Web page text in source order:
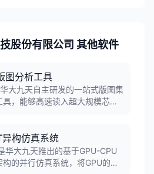
股份有限公司 其他软件
图分析工具
大九天自主研发的一站式版图集
具，能够高速读入超大规模芯片
国际知名芯片企业，大幅提升版
析验证效率。
构仿真系统
华大九天推出的基于GPU-CPU
的并行仿真系统，将GPU的强